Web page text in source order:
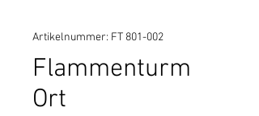
Artikelnummer: FT 801-002
Flammenturm
Ort